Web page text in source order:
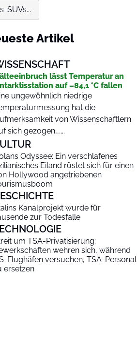
SUVs...
Artikel
lässt Temperatur an
auf –84,1 °C fallen
ungewöhnlich niedrige
hat die
von Wissenschaftlern
sich gezogen,…...
Odyssee: Ein verschlafenes
Eiland rüstet sich für einen
Hollywood angetriebenen
Kanalprojekt wurde für
zur Todesfalle
um TSA-Privatisierung:
wehren sich, während
Flughäfen versuchen, TSA-Personal
ersetzen